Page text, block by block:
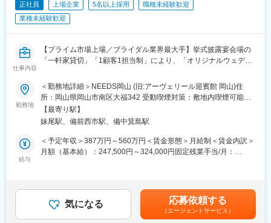
正社員 上場企業 5名以上採用
職種未経験歓迎
業種未経験歓迎
仕事内容
【プライム市場上場／ブライダル業界最大手】挙式披露宴会場の
「一軒家貸切」「1顧客1担当制」により、「オリジナルウェディ
方、支援制度、研修制度も充実しています。
★業務内容：
お客様の挙式／披露宴を検討されているカップルに対しての当社
ならではの「1顧客1担当制」により密にサポート頂き、当社サー
ビス案内／見積り作成～プランニング／コーディネート業務をお
任せいたします。ご来店時から当日の式までトータルプランニン
★当社のお仕事の魅力:
◇一顧客一担当制・完全貸し切り・自社一貫
完全貸切のハウスウェディングで、新規接客から当日の進行、装
勤務地
＜勤務地詳細＞NEEDS岡山 (旧:アーヴェリール迎賓館 岡山)住
所：岡山県岡山市南区大福342 受動喫煙対策：敷地内喫煙可能場
所あり変更の範囲：会社の定める事業所
【最寄り駅】
妹尾駅、備前西市駅、備中箕島駅
給与
＜予定年収＞387万円～560万円＜賃金形態＞月給制＜賃金内訳＞
月額（基本給）：247,500円～324,000円固定残業手当/月：
は年齢、ご経験スキルを考慮のうえ、決定します。月間20時間の
みなし残業時間を超過した分は残業手当を支給■昇給:年2回■賞与:
年2回賃金はあくまでも目安の金額であり、選考を通じて上下する
気になる 応募依頼する
（エージェントサービス）